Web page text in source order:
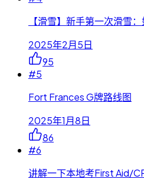
【滑雪】新手第一次滑雪
2025年2月5日
95
#5
Fort Frances G牌路线图
2025年1月8日
86
#6
讲解一下本地考First Aid/